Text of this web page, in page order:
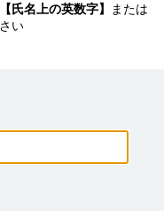
【氏名上の英数字】
または